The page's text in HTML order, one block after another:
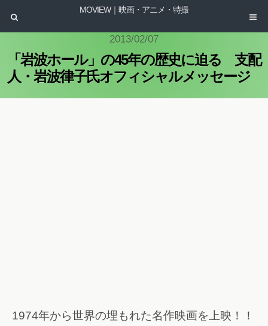
MOVIEW｜映画・アニメ・特撮
2013/02/07
「岩波ホール」の45年の歴史に迫る 支配
人・岩波律子氏オフィシャルメッセージ
1974年から世界の埋もれた名作映画を上映！！